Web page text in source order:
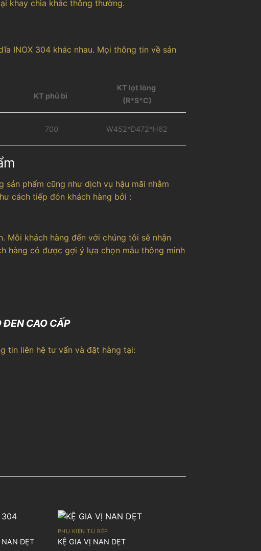
khay chia khác thông thường.
INOX 304 khác nhau. Mọi thông tin về sản
KT phủ bì
KT lọt lòng
(R*S*C)
700 W452*D472*H62
phẩm cũng như dịch vụ hậu mãi nhằm
cách tiếp đón khách hàng bởi :
Mỗi khách hàng đến với chúng tôi sẽ nhận
hàng có được gợi ý lựa chọn mẫu thông minh
ĐEN CAO CẤP
tin liên hệ tư vấn và đặt hàng tại:
DẸT
PHỤ KIỆN TỦ BẾP
KỆ GIA VỊ NAN DẸT